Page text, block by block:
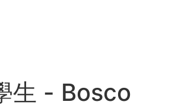
生 - Bosco